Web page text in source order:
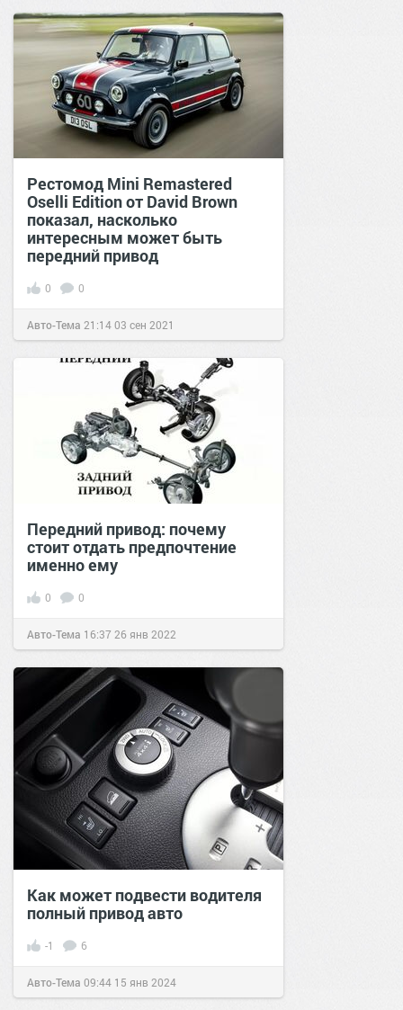
Рестомод Mini Remastered
Oselli Edition от David Brown
показал, насколько
интересным может быть
передний привод
0 0
Авто-Тема 21:1403 сен 2021
Передний привод: почему
стоит отдать предпочтение
именно ему
0 0
Авто-Тема 16:37 26 янв 2022
Как может подвести водителя
полный привод авто
-1 6
Авто-Тема 09:44 15 янв 2024